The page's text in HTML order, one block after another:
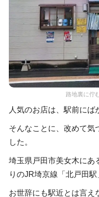
路地裏に佇
人気のお店は、駅前にば
そんなことに、改めて気
した。
埼玉県戸田市美女木にあ
りのJR埼京線「北戸田駅
お世辞にも駅近とは言え